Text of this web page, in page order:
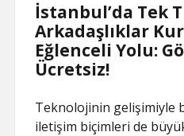
İstanbul’da Tek
Arkadaşlıklar
Eğlenceli Yolu:
Ücretsiz!
Teknolojinin gelişimiyle
iletişim biçimleri de